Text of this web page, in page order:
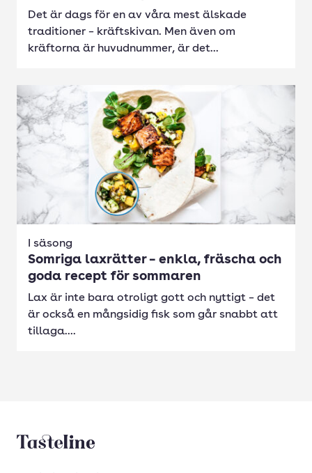
Det är dags för en av våra mest älskade
traditioner – kräftskivan. Men även om
kräftorna är huvudnummer, är det...
I säsong
Somriga laxrätter – enkla, fräscha och
goda recept för sommaren
Lax är inte bara otroligt gott och nyttigt – det
är också en mångsidig fisk som går snabbt att
tillaga....
Tasteline startsida